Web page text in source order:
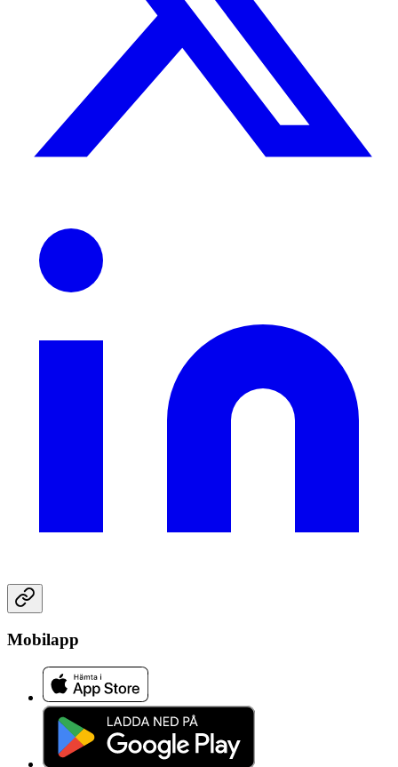
Mobilapp